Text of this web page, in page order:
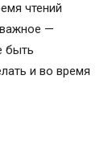
чтений
—
быть
и во время